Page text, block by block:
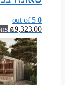
0
₪9,323.00